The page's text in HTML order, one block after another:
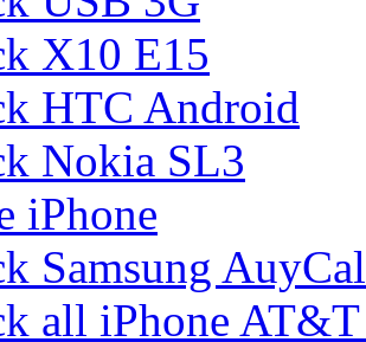
X10 E15
HTC Android
Nokia SL3
iPhone
Samsung
all iPhone